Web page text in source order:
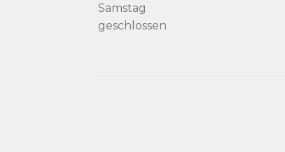
Samstag
geschlossen